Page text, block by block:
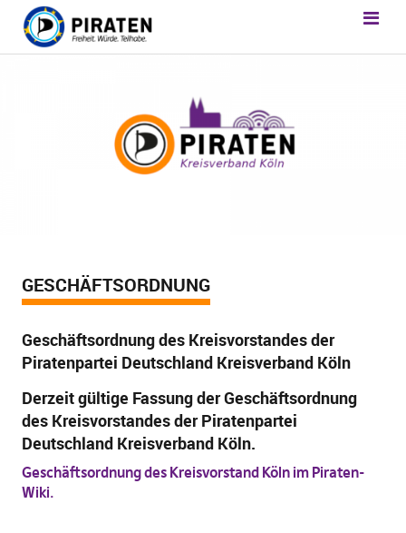
GESCHÄFTSORDNUNG
Geschäftsordnung des Kreisvorstandes der
Piratenpartei Deutschland Kreisverband Köln
Derzeit gültige Fassung derGeschäftsordnung
des Kreisvorstandes der Piratenpartei
Deutschland Kreisverband Köln.
Geschäftsordnung des Kreisvorstand Köln im Piraten-
Wiki.